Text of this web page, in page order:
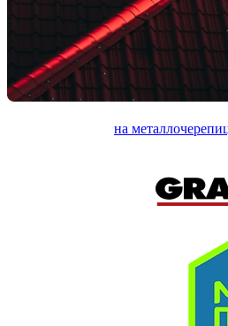
на